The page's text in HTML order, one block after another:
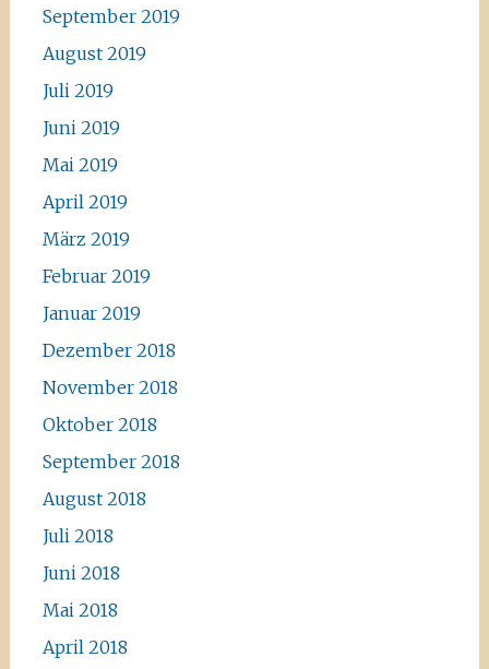
September 2019
August 2019
Juli 2019
Juni 2019
Mai 2019
April 2019
März 2019
Februar 2019
Januar 2019
Dezember 2018
November 2018
Oktober 2018
September 2018
August 2018
Juli 2018
Juni 2018
Mai 2018
April 2018